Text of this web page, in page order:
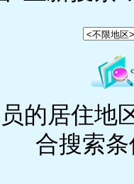
的居住地
合搜索